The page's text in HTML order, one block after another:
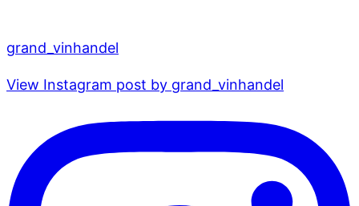
grand_vinhandel
View Instagram post by grand_vinhandel